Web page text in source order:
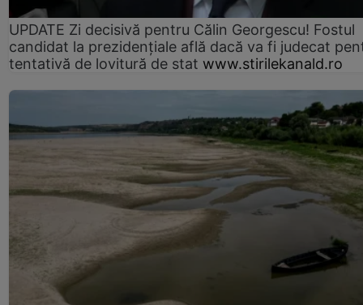
UPDATE Zi decisivă pentru Călin Georgescu! Fostul
candidat la prezidențiale află dacă va fi judecat
tentativă de lovitură de stat www.stirilekanald.ro